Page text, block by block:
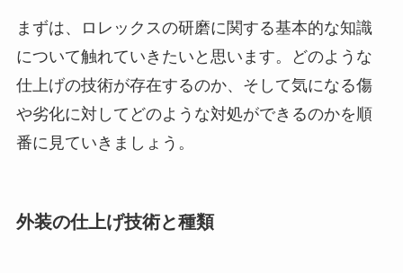
まずは、ロレックスの研磨に関する基本的な知識
について触れていきたいと思います。どのような
仕上げの技術が存在するのか、そして気になる傷
や劣化に対してどのような対処ができるのかを順
番に見ていきましょう。
外装の仕上げ技術と種類